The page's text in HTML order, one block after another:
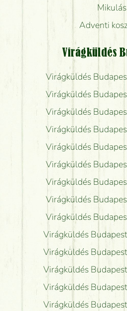
Mikulás
Adventi
Virágküldés
Virágküldés
Virágküldés
Virágküldés
Virágküldés
Virágküldés
Virágküldés
Virágküldés
Virágküldés
Virágküldés
Virágküldés
Virágküldés
Virágküldés
Virágküldés
Virágküldés